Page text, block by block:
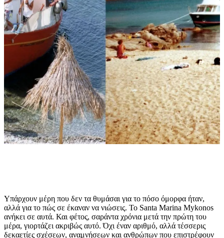
Υπάρχουν μέρη που δεν τα θυμάσαι για το πόσο όμορφα ήταν,
αλλά για το πώς σε έκαναν να νιώσεις. Το Santa Marina Mykonos
ανήκει σε αυτά. Και φέτος, σαράντα χρόνια μετά την πρώτη του
μέρα, γιορτάζει ακριβώς αυτό. Όχι έναν αριθμό, αλλά τέσσερις
δεκαετίες σχέσεων, αναμνήσεων και ανθρώπων που επιστρέφουν